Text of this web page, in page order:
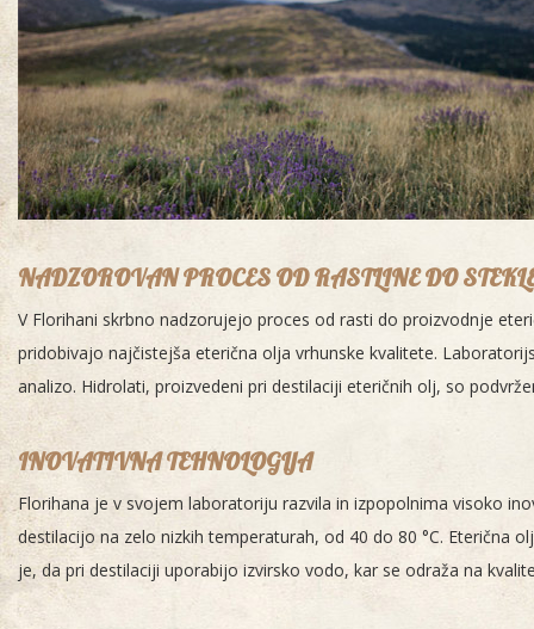
NADZOROVAN PROCES OD RASTLINE DO
V Florihani skrbno nadzorujejo proces od rasti do proizvodnje
pridobivajo najčistejša eterična olja vrhunske kvalitete.
analizo. Hidrolati, proizvedeni pri destilaciji eteričnih olj, so
INOVATIVNA TEHNOLOGIJA
Florihana je v svojem laboratoriju razvila in izpopolnima visoko
destilacijo na zelo nizkih temperaturah, od 40 do 80 °C. Eterična
je, da pri destilaciji uporabijo izvirsko vodo, kar se odraža na